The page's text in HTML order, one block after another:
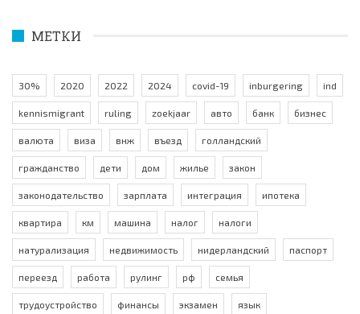
МЕТКИ
30% 2020 2022 2024 covid-19 inburgering ind
kennismigrant ruling zoekjaar авто банк бизнес
валюта виза внж въезд голландский
гражданство дети дом жилье закон
законодательство зарплата интеграция ипотека
квартира км машина налог налоги
натурализация недвижимость нидерландский паспорт
переезд работа рулинг рф семья
трудоустройство финансы экзамен язык